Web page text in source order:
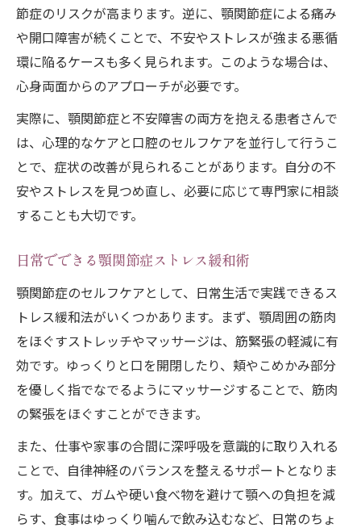
節症のリスクが高まります。逆に、顎関節症による痛み
や開口障害が続くことで、不安やストレスが強まる悪循
環に陥るケースも多く見られます。このような場合は、
心身両面からのアプローチが必要です。
実際に、顎関節症と不安障害の両方を抱える患者さんで
は、心理的なケアと口腔のセルフケアを並行して行うこ
とで、症状の改善が見られることがあります。自分の不
安やストレスを見つめ直し、必要に応じて専門家に相談
することも大切です。
日常でできる顎関節症ストレス緩和術
顎関節症のセルフケアとして、日常生活で実践できるス
トレス緩和法がいくつかあります。まず、顎周囲の筋肉
をほぐすストレッチやマッサージは、筋緊張の軽減に有
効です。ゆっくりと口を開閉したり、頬やこめかみ部分
を優しく指でなでるようにマッサージすることで、筋肉
の緊張をほぐすことができます。
また、仕事や家事の合間に深呼吸を意識的に取り入れる
ことで、自律神経のバランスを整えるサポートとなりま
す。加えて、ガムや硬い食べ物を避けて顎への負担を減
らす、食事はゆっくり噛んで飲み込むなど、日常のちょ